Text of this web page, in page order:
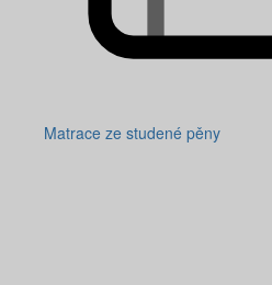
Matrace ze studené pěny